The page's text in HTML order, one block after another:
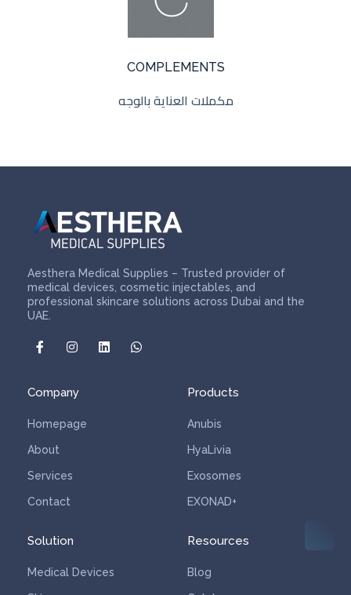
COMPLEMENTS
مكملات العناية بالوجه
Aesthera Medical Supplies – Trusted provider of
medical devices, cosmetic injectables, and
professional skincare solutions across Dubai and the
UAE.
Company
Homepage
About
Services
Contact
Products
Anubis
HyaLivia
Exosomes
EXONAD+
Solution
Medical Devices
Resources
Blog